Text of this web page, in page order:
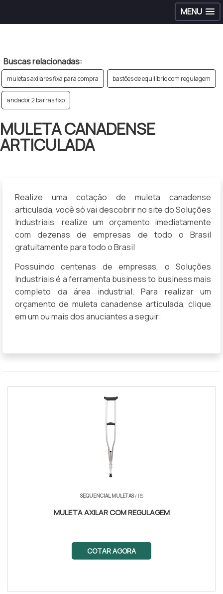
MENU
Buscas relacionadas:
muletas axilares fixa para compra bastões de equilíbrio com regulagem
andador 2 barras fixo
MULETA CANADENSE
ARTICULADA
Realize uma cotação de muleta canadense
articulada, você só vai descobrir no site do Soluções
Industriais, realize um orçamento imediatamente
com dezenas de empresas de todo o Brasil
gratuitamente para todo o Brasil
Possuindo centenas de empresas, o Soluções
Industriais é a ferramenta business to business mais
completo da área industrial. Para realizar um
orçamento de muleta canadense articulada, clique
em um ou mais dos anuciantes a seguir:
SEQUENCIAL MULETAS/ RS
MULETA AXILAR COM REGULAGEM
COTAR AGORA